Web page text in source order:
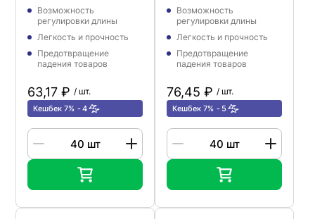
Возможность
регулировки длины
Легкость и прочность
Предотвращение
падения товаров
63,17 ₽ / шт.
Кешбек 7% 4
Возможность
регулировки длины
Легкость и прочность
Предотвращение
падения товаров
76,45 ₽ / шт.
Кешбек 7% 5